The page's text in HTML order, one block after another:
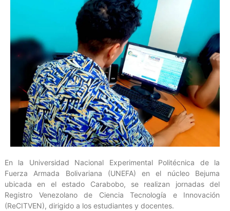
En la Universidad Nacional Experimental Politécnica de la
Fuerza Armada Bolivariana (UNEFA) en el núcleo Bejuma
ubicada en el estado Carabobo, se realizan jornadas del
Registro Venezolano de Ciencia Tecnología e Innovación
(ReCITVEN), dirigido a los estudiantes y docentes.